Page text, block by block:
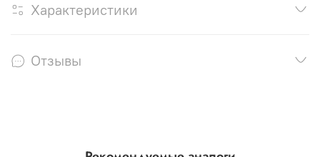
Характеристики
Отзывы